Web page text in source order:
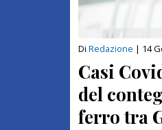
Di Redazione | 14
Casi
del
ferro tra